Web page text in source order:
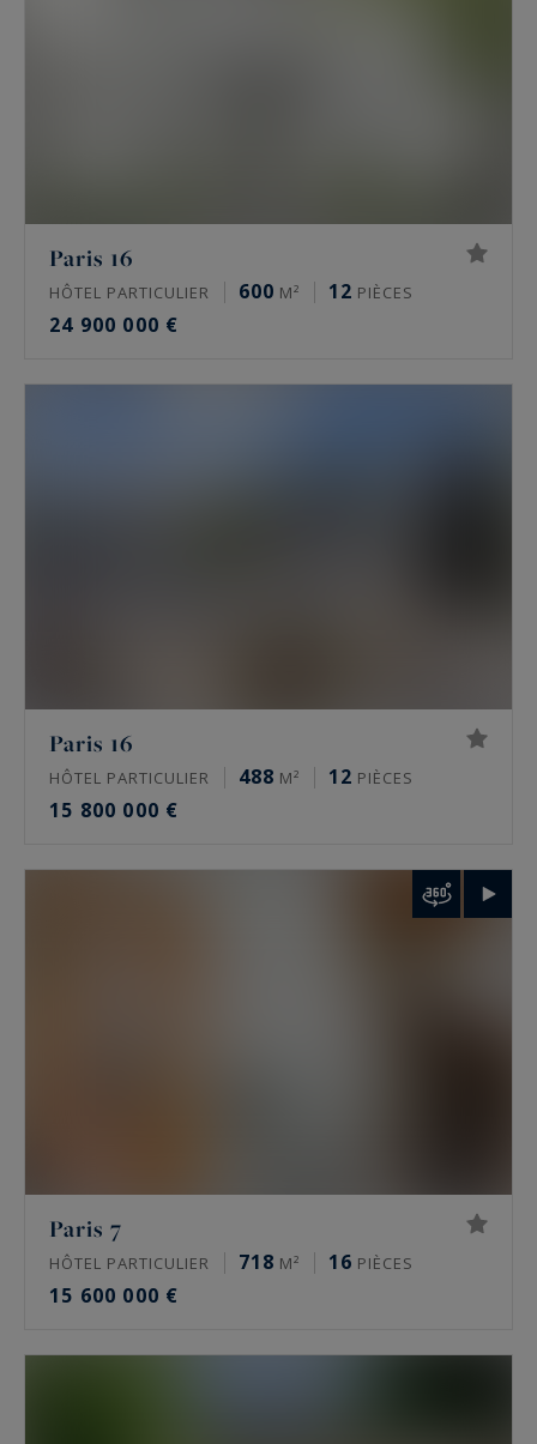
Paris 16
HÔTEL PARTICULIER 600 M² 12 PIÈCES
24 900 000 €
Paris 16
HÔTEL PARTICULIER 488 M² 12 PIÈCES
15 800 000 €
Paris 7
HÔTEL PARTICULIER 718 M² 16 PIÈCES
15 600 000 €